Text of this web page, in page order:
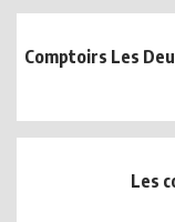
Comptoirs Les
Les